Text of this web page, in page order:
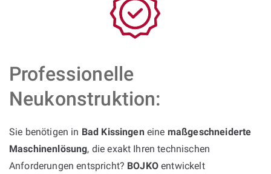
Professionelle
Neukonstruktion:
Sie benötigen in Bad Kissingeneine maßgeschneiderte
Maschinenlösung, die exakt Ihren technischen
Anforderungen entspricht? BOJKOentwickelt